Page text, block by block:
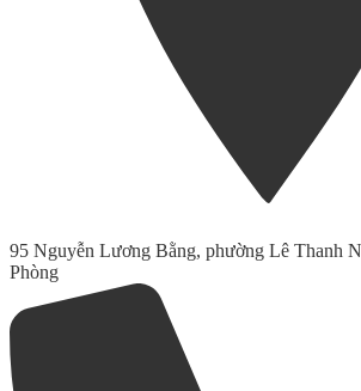
95 Nguyễn Lương Bằng, phường Lê Thanh
Phòng